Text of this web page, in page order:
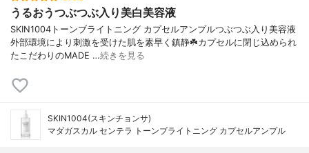
うるおうつぶつぶ入り美白美容液
SKIN1004トーンブライトニング カプセルアンプルつぶつぶ入り美容液
外部環境により刺激を受けた肌を素早く鎮静☘️カプセルに閉じ込められ
たこだわりのMADE …続きを見る
SKIN1004(スキンチョンサ)
マダガスカル センテラ トーンブライトニング カプセルアンプル